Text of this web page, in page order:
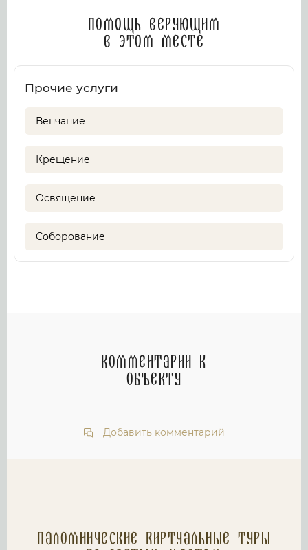
Помощь верующим
в этом месте
Прочие услуги
Венчание
Крещение
Освящение
Соборование
Комментарии к
объекту
Добавить комментарий
Паломнические Виртуальные туры